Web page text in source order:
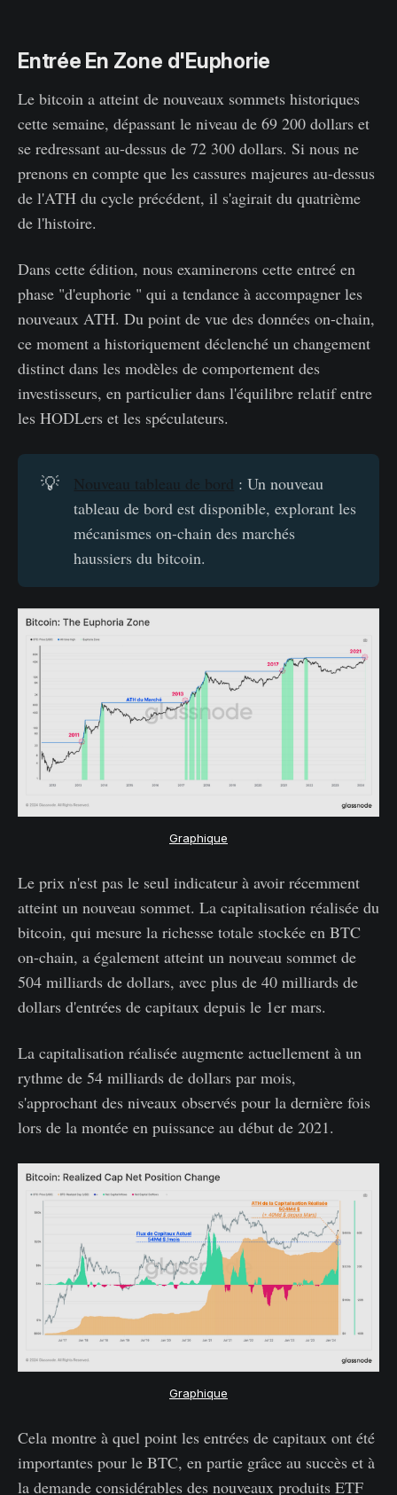
Entrée En Zone d'Euphorie
Le bitcoin a atteint de nouveaux sommets historiques
cette semaine, dépassant le niveau de 69 200 dollars et
se redressant au-dessus de 72 300 dollars. Si nous ne
prenons en compte que les cassures majeures au-dessus
de l'ATH du cycle précédent, il s'agirait du quatrième
de l'histoire.
Dans cette édition, nous examinerons cette entreé en
phase "d'euphorie " qui a tendance à accompagner les
nouveaux ATH. Du point de vue des données on-chain,
ce moment a historiquement déclenché un changement
distinct dans les modèles de comportement des
investisseurs, en particulier dans l'équilibre relatif entre
les HODLers et les spéculateurs.
💡 Nouveau tableau de bord : Un nouveau
tableau de bord est disponible, explorant les
mécanismes on-chain des marchés
haussiers du bitcoin.
Graphique
Le prix n'est pas le seul indicateur à avoir récemment
atteint un nouveau sommet. La capitalisation réalisée du
bitcoin, qui mesure la richesse totale stockée en BTC
on-chain, a également atteint un nouveau sommet de
504 milliards de dollars, avec plus de 40 milliards de
dollars d'entrées de capitaux depuis le 1er mars.
La capitalisation réalisée augmente actuellement à un
rythme de 54 milliards de dollars par mois,
s'approchant des niveaux observés pour la dernière fois
lors de la montée en puissance au début de 2021.
Graphique
Cela montre à quel point les entrées de capitaux ont été
importantes pour le BTC, en partie grâce au succès et à
la demande considérables des nouveaux produits ETF